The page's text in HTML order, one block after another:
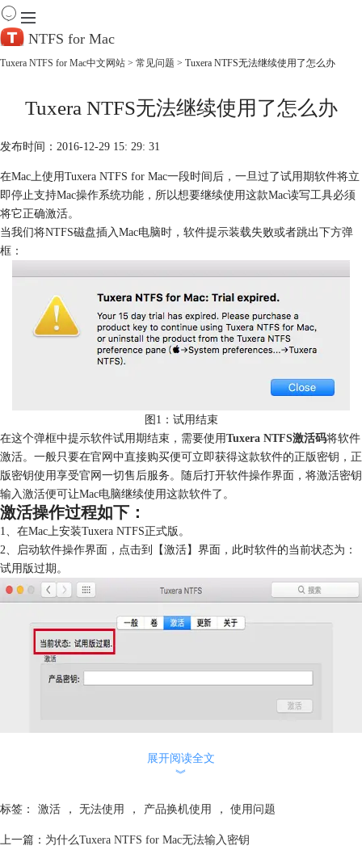
NTFS for Mac
产 品
服务中心
购买
Tuxera NTFS for Mac中文网站 > 常见问题 > Tuxera NTFS无法继续使用了怎么办
Tuxera NTFS无法继续使用了怎么办
发布时间：2016-12-29 15: 29: 31
在Mac上使用Tuxera NTFS for Mac一段时间后，一旦过了试用期软件将立
即停止支持Mac操作系统功能，所以想要继续使用这款Mac读写工具必须
将它正确激活。
当我们将NTFS磁盘插入Mac电脑时，软件提示装载失败或者跳出下方弹
框：
图1：试用结束
在这个弹框中提示软件试用期结束，需要使用Tuxera NTFS激活码将软件
激活。一般只要在官网中直接购买便可立即获得这款软件的正版密钥，正
版密钥使用享受官网一切售后服务。随后打开软件操作界面，将激活密钥
输入激活便可让Mac电脑继续使用这款软件了。
激活操作过程如下：
1、在Mac上安装Tuxera NTFS正式版。
2、启动软件操作界面，点击到【激活】界面，此时软件的当前状态为：
试用版过期。
展开阅读全文
︾
标签： 激活 ， 无法使用 ， 产品换机使用 ， 使用问题
上一篇： 为什么Tuxera NTFS for Mac无法输入密钥